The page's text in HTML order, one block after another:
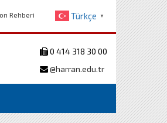
Rehberi Türkçe ▼
0 414 318 30 00
@harran.edu.tr